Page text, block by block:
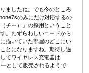
ましたね。でも今のところ
のみにだけ対応するの
チー）」の採用ということ
。わずらわしいコードから
描いていた部屋のどこにい
とになりますね。期待し過
てワイヤレス充電器は
として販売されるようで